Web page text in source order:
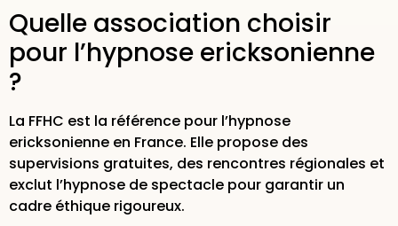
Quelle association choisir
pour l’hypnose ericksonienne
?
La FFHC est la référence pour l’hypnose
ericksonienne en France. Elle propose des
supervisions gratuites, des rencontres régionales et
exclut l’hypnose de spectacle pour garantir un
cadre éthique rigoureux.